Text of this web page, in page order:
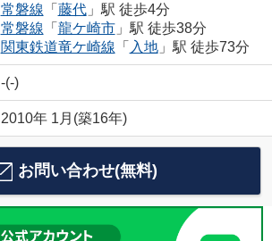
常磐線 「 藤代」駅 徒歩4分
常磐線 「 龍ケ崎市」駅 徒歩38分
関東鉄道竜ケ崎線 「 入地」駅 徒歩73分
-(-)
2010年 1月(築16年)
お問い合わせ(無料)